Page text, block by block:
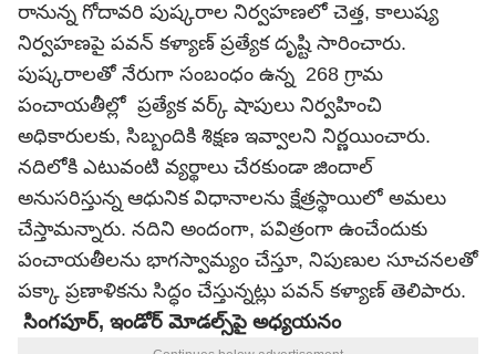
రానున్న గోదావరి పుష్కరాల నిర్వహణలో చెత్త, కాలుష్య
నిర్వహణపై పవన్ కళ్యాణ్ ప్రత్యేక దృష్టి సారించారు.
పుష్కరాలతో నేరుగా సంబంధం ఉన్న 268 గ్రామ
పంచాయతీల్లో ప్రత్యేక వర్క్ షాపులు నిర్వహించి
అధికారులకు, సిబ్బందికి శిక్షణ ఇవ్వాలని నిర్ణయించారు.
నదిలోకి ఎటువంటి వ్యర్థాలు చేరకుండా జిందాల్
అనుసరిస్తున్న ఆధునిక విధానాలను క్షేత్రస్థాయిలో అమలు
చేస్తామన్నారు. నదిని అందంగా, పవిత్రంగా ఉంచేందుకు
పంచాయతీలను భాగస్వామ్యం చేస్తూ, నిపుణుల సూచనలతో
పక్కా ప్రణాళికను సిద్ధం చేస్తున్నట్లు పవన్ కళ్యాణ్ తెలిపారు.
సింగపూర్, ఇండోర్ మోడల్స్‌పై అధ్యయనం